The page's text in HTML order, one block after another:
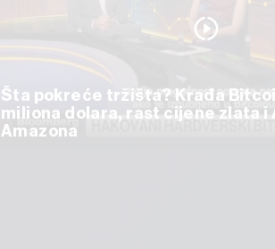
Šta pokreće tržišta? Krađa
miliona dolara, rast cijene zlata i
Amazona